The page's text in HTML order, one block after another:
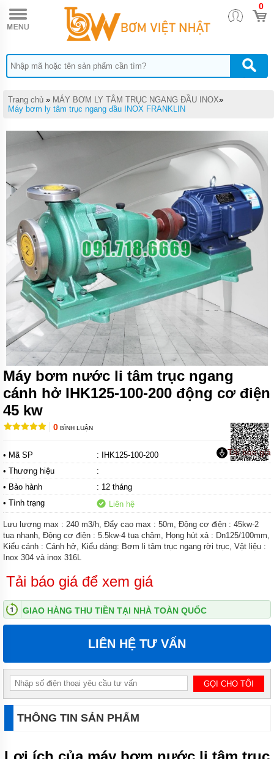
0
TRANG
CHỦ
BƠM
TĂNG
MÁY
BƠM
NƯỚC
BƠM
HÚT
NƯỚC
MÁY
BƠM
CHÌM
HÚT
BÙN
MÁY
BƠM
CHÌM
TRỤC
NGANG
MÁY
BƠM
HỎA
TIỄN
MÁY
BƠM
ĐỊNH
MÁY
BƠM
HÓA
CHẤT
BƠM
LY
TÂM
TRỤC
ĐỨNG
MÁY
LY TÂM
TRỤC
NGANG
MÁY
LY TÂM
TRỤC
ĐẦU
GANG
BƠM
Trang chủ » MÁY BƠM LY TÂM TRỤC NGANG ĐẦU INOX»
Máy bơm ly tâm trục ngang đầu INOX FRANKLIN
Máy bơm nước li tâm trục ngang
cánh hở IHK125-100-200 động cơ điện
45 kw
0 BÌNH LUẬN
Tải báo giá
• Mã SP
: IHK125-100-200
• Thương hiệu
:
• Bảo hành
: 12 tháng
• Tình trạng
Liên hệ
Lưu lượng max : 240 m3/h, Đẩy cao max : 50m, Động cơ điện : 45kw-2
tua nhanh, Động cơ điện : 5.5kw-4 tua chậm, Họng hút xả : Dn125/100mm,
Kiểu cánh : Cánh hở, Kiểu dáng: Bơm li tâm trục ngang rời trục, Vật liệu :
Inox 304 và inox 316L
Tải báo giá để xem giá
GIAO HÀNG THU TIỀN TẠI NHÀ TOÀN QUỐC
LIÊN HỆ TƯ VẤN
THÔNG TIN SẢN PHẨM